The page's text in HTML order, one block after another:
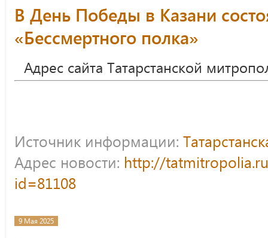
В День Победы в Казани
«Бессмертного полка»
Адрес сайта Татарстанской
Источник информации:
Адрес новости: http://
id=81108
9 Мая 2025